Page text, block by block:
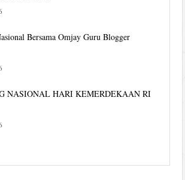
Bersama Omjay Guru Blogger
NASIONAL HARI KEMERDEKAAN RI